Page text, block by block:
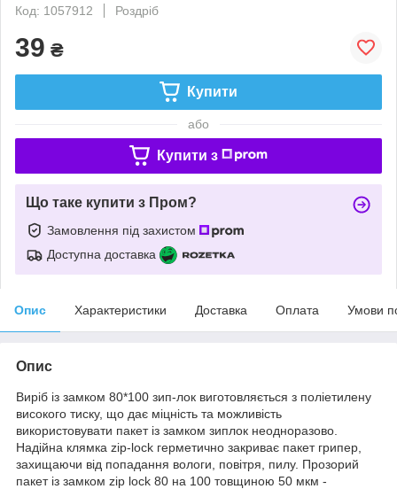
Код: 1057912
Роздріб
39 ₴
Купити
або
Купити з
Що таке купити з Пром?
Замовлення під захистом
Доступна доставка
Опис Характеристики Доставка Оплата Умови
Опис
Виріб із замком 80*100 зип-лок виготовляється з поліетилену
високого тиску, що дає міцність та можливість
використовувати пакет із замком зиплок неодноразово.
Надійна клямка zip-lock герметично закриває пакет грипер,
захищаючи від попадання вологи, повітря, пилу. Прозорий
пакет із замком zip lock 80 на 100 товщиною 50 мкм -